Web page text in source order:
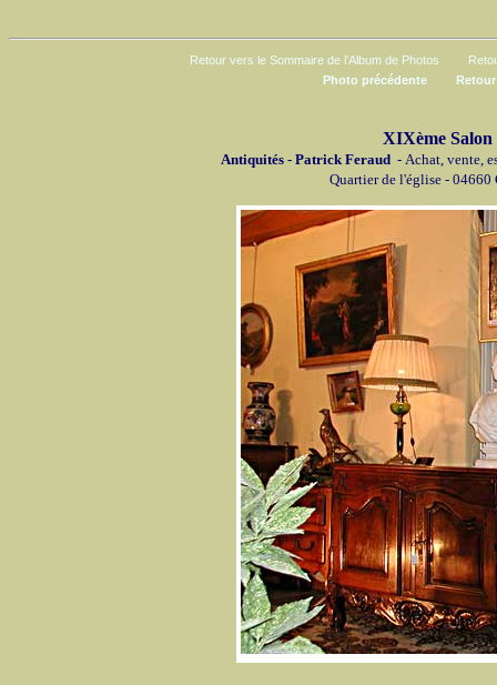
Retour vers le Sommaire de l'Album de Photos
Photo précédente
XIXème Salon
Antiquités - Patrick Feraud - Achat, vente,
Quartier de l'église -